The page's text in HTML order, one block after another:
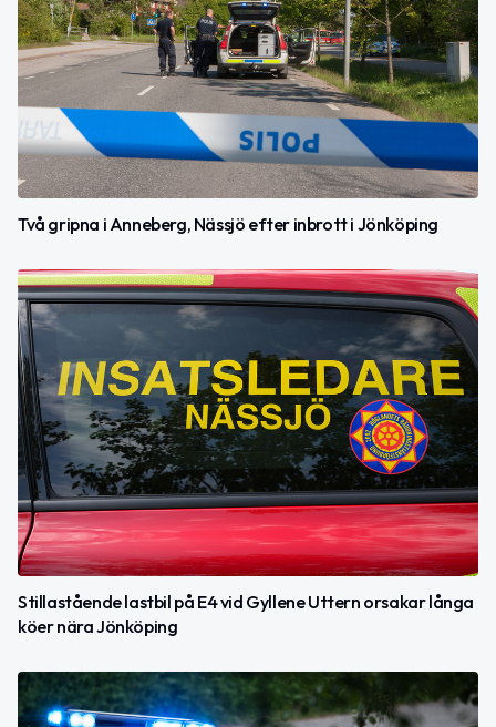
Två gripna i Anneberg, Nässjö efter inbrott i Jönköping
Stillastående lastbil på E4 vid Gyllene Uttern orsakar långa
köer nära Jönköping